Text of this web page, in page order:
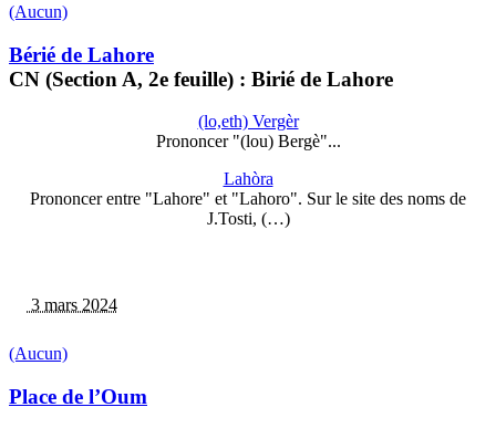
(Aucun)
Bérié de Lahore
CN (Section A, 2e feuille) : Birié de Lahore
(lo,eth) Vergèr
Prononcer "(lou) Bergè"...
Lahòra
Prononcer entre "Lahore" et "Lahoro". Sur le site des noms de
J.Tosti, (…)
3 mars 2024
(Aucun)
Place de l’Oum